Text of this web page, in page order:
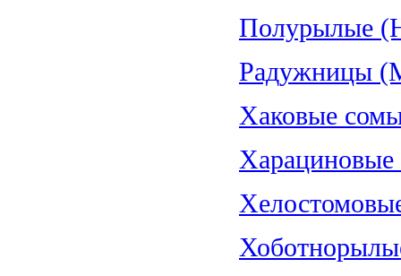
Полурылые
Радужницы
Хаковые
Харациновые